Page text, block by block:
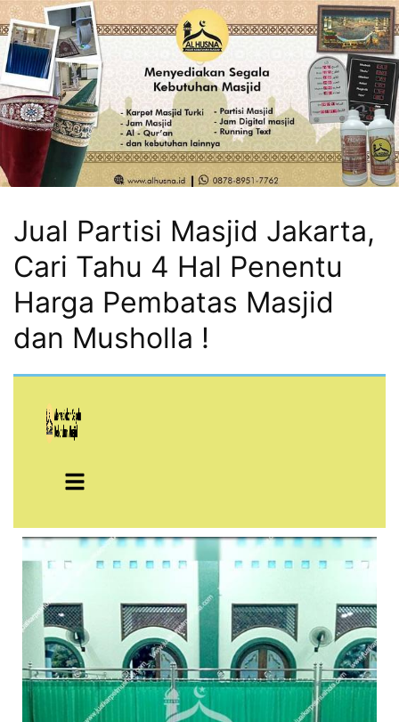
Jual Partisi Masjid Jakarta,
Cari Tahu 4 Hal Penentu
Harga Pembatas Masjid
dan Musholla !